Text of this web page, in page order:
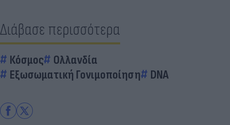
Διάβασε περισσότερα
Κόσμος
Ολλανδία
Εξωσωματική Γονιμοποίηση
DNA